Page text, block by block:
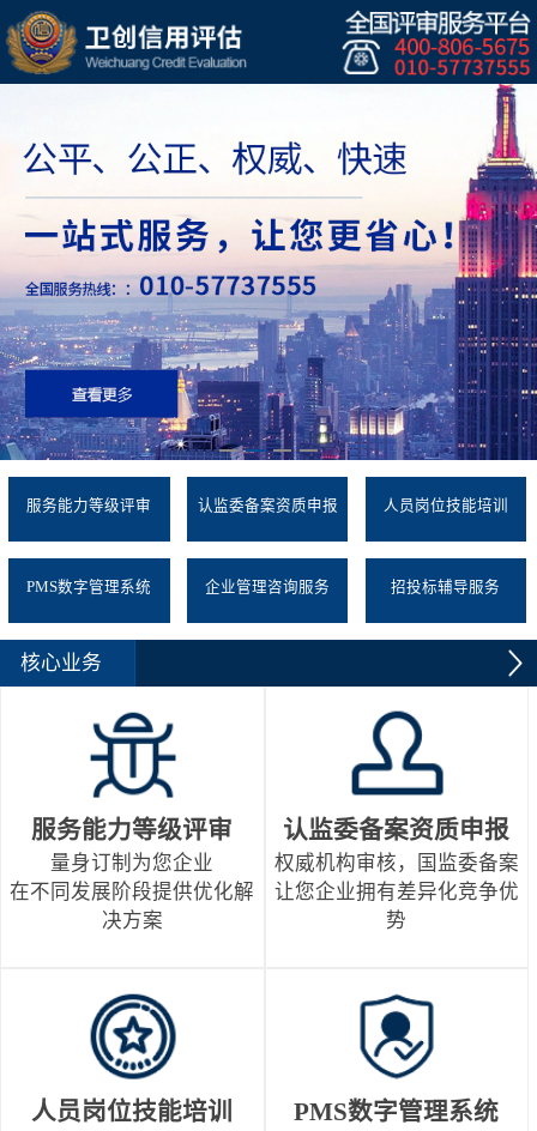
服务能力等级评审 认监委备案资质申报 人员岗位技能培训
PMS数字管理系统 企业管理咨询服务 招投标辅导服务
核心业务
服务能力等级评审
量身订制为您企业
在不同发展阶段提供优化解
决方案
认监委备案资质申报
权威机构审核，国监委备案
让您企业拥有差异化竞争优
势
人员岗位技能培训 PMS数字管理系统